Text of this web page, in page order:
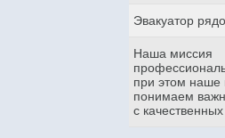
Эвакуатор
Наша миссия
при этом наше
понимаем
с